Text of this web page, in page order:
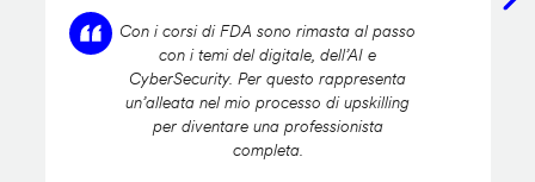
Con i corsi di FDA sono rimasta al passo
con i temi del digitale, dell’AI e
CyberSecurity. Per questo rappresenta
un’alleata nel mio processo di upskilling
per diventare una professionista
completa.